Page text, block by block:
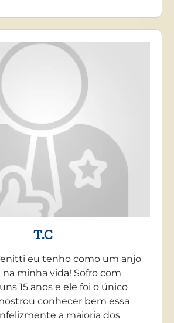
T.C
eu tenho como um anjo
minha vida! Sofro com
15 anos e ele foi o único
conhecer bem essa
a maioria dos